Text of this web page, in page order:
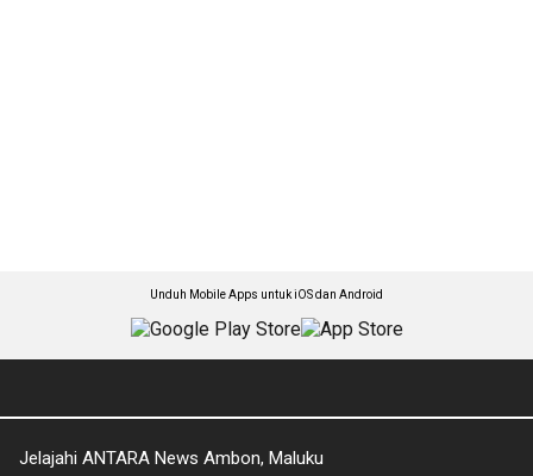
Unduh Mobile Apps untuk iOS dan Android
Jelajahi ANTARA News Ambon, Maluku